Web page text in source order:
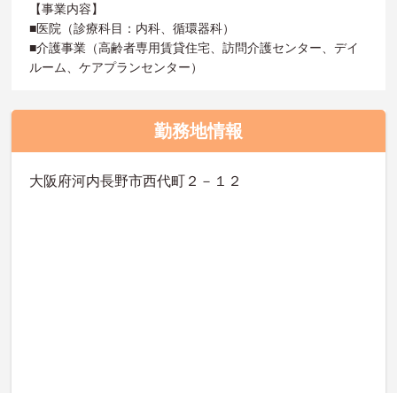
【事業内容】
■医院（診療科目：内科、循環器科）
■介護事業（高齢者専用賃貸住宅、訪問介護センター、デイ
ルーム、ケアプランセンター）
勤務地情報
大阪府河内長野市西代町２－１２